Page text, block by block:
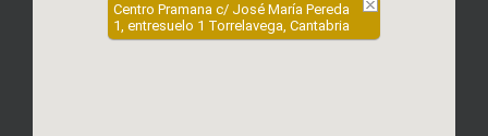
Centro Pramana c/ José María Pereda
1, entresuelo 1 Torrelavega, Cantabria